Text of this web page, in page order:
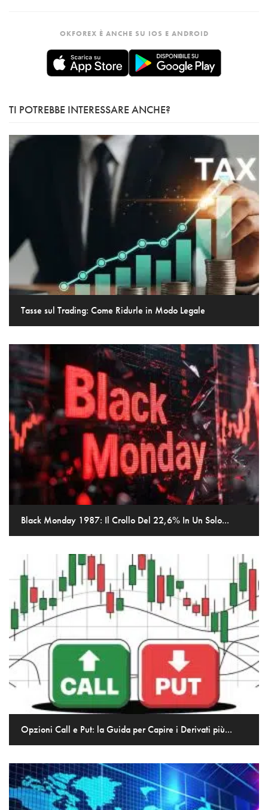
OKFOREX È ANCHE SU IOS E ANDROID
TI POTREBBE INTERESSARE ANCHE?
Tasse sul Trading: Come Ridurle in Modo Legale
Black Monday 1987: Il Crollo Del 22,6% In Un Solo...
Opzioni Call e Put: la Guida per Capire i Derivati più...